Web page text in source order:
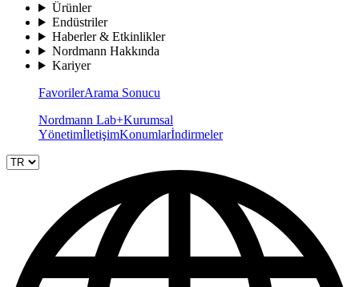
Ürünler
Endüstriler
Haberler & Etkinlikler
Nordmann Hakkında
Kariyer
FavorilerArama Sonucu
Nordmann Lab+Kurumsal
YönetimİletişimKonumlarİndirmeler